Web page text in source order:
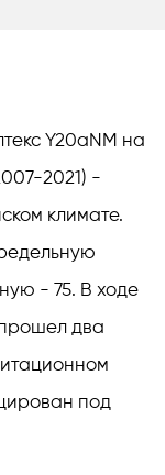
Y20aNM на
2021) -
климате.
- 75. В ходе
два
под